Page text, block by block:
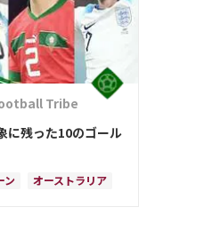
ンダ ポルトガル
ア クロアチア
ドル ウルグアイ
セネガル
Tribe
に残った10のゴール
ン オーストラリア